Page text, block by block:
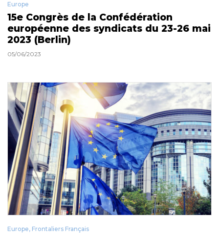
Europe
15e Congrès de la Confédération
européenne des syndicats du 23-26 mai
2023 (Berlin)
05/06/2023
Europe, Frontaliers Français